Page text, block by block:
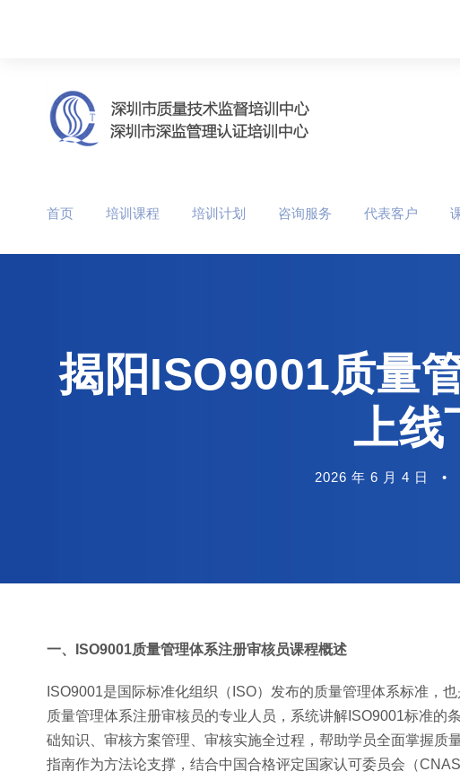
首页 培训课程 培训计划 咨询服务 代表客户
揭阳ISO9001质量
上线
2026 年 6 月 4 日 •
一、ISO9001质量管理体系注册审核员课程概述
ISO9001是国际标准化组织（ISO）发布的质量管理体系标准，
质量管理体系注册审核员的专业人员，系统讲解ISO9001标准
础知识、审核方案管理、审核实施全过程，帮助学员全面掌握质
指南作为方法论支撑，结合中国合格评定国家认可委员会（